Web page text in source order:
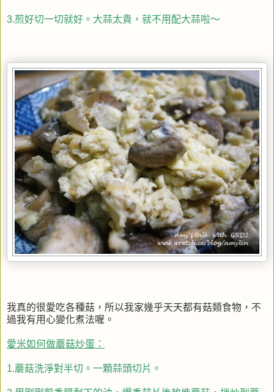
3.煎好切一切就好。大蒜太貴，就不用配大蒜啦～
我真的很愛吃各種菇，所以我家幾乎天天都有菇類食物，不
過我有用心變化煮法喔。
愛米如何做蘑菇炒蛋：
1.蘑菇洗淨對半切。一顆蒜頭切片。